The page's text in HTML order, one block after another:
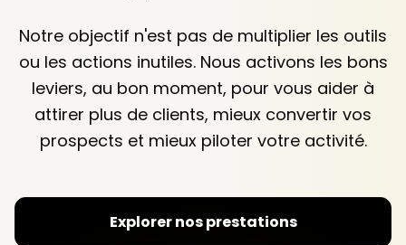
Notre objectif n'est pas de multiplier les outils
ou les actions inutiles. Nous activons les bons
leviers, au bon moment, pour vous aider à
attirer plus de clients, mieux convertir vos
prospects et mieux piloter votre activité.
Explorer nos prestations